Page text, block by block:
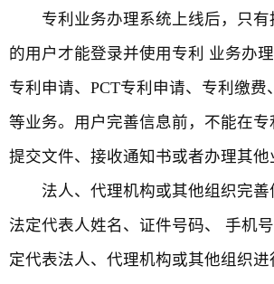
专利业务办理系统上线后，只有
的用户才能登录并使用专利 业务办
专利申请、PCT专利申请、专利缴费
等业务。用户完善信息前，不能在
提交文件、接收通知书或者办理其他
法人、代理机构或其他组织完善
法定代表人姓名、证件号码、 手机
定代表法人、代理机构或其他组织进